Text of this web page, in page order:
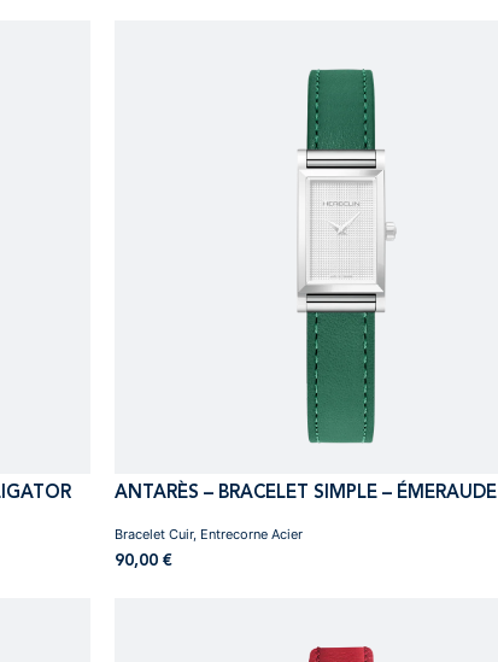
ANTARÈS – BRACELET SIMPLE – ÉMERAUDE
90,00 €
Bracelet Cuir, Entrecorne Acier